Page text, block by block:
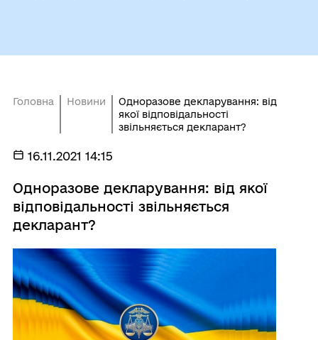
Головна Новини
Одноразове декларування: від
якої відповідальності
звільняється декларант?
16.11.2021 14:15
Одноразове декларування: від якої
відповідальності звільняється
декларант?